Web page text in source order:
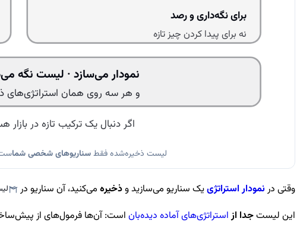
برای نگه‌داری و رصد
نه برای پیدا کردن چیز تازه
نمودار می‌سازد · لیست نگه
و هر سه روی همان استراتژی‌های
اگر دنبال یک ترکیب تازه در
لیست ذخیره‌شده فقطسناریوهای شخصی شما
وقتی در نمودار استراتژییک سناریو می‌سازید وذخیره می‌کنید، آن سناریو در
این لیستجدا از استراتژی‌های آماده دیده‌بان است: آن‌ها فرمول‌های از